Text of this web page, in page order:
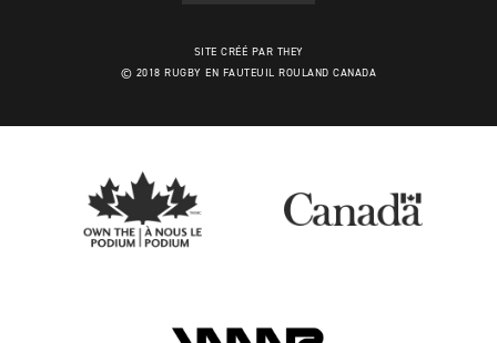
SITE CRÉÉ PAR THEY
© 2018 RUGBY EN FAUTEUIL ROULAND CANADA